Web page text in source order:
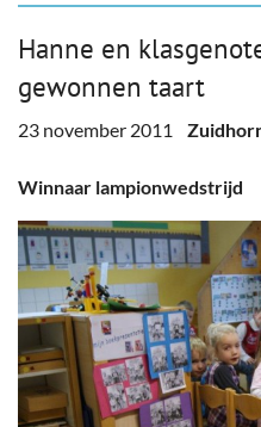
Welzijn & Maatschappij
Bedrijven
Prikbord & Aanbiedingen
Plaats bericht
Hanne en
gewonnen taart
23 november 2011
Winnaar lampionwedstrijd